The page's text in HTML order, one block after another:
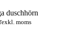
duschhörn
Prisintervall:
exkl. moms